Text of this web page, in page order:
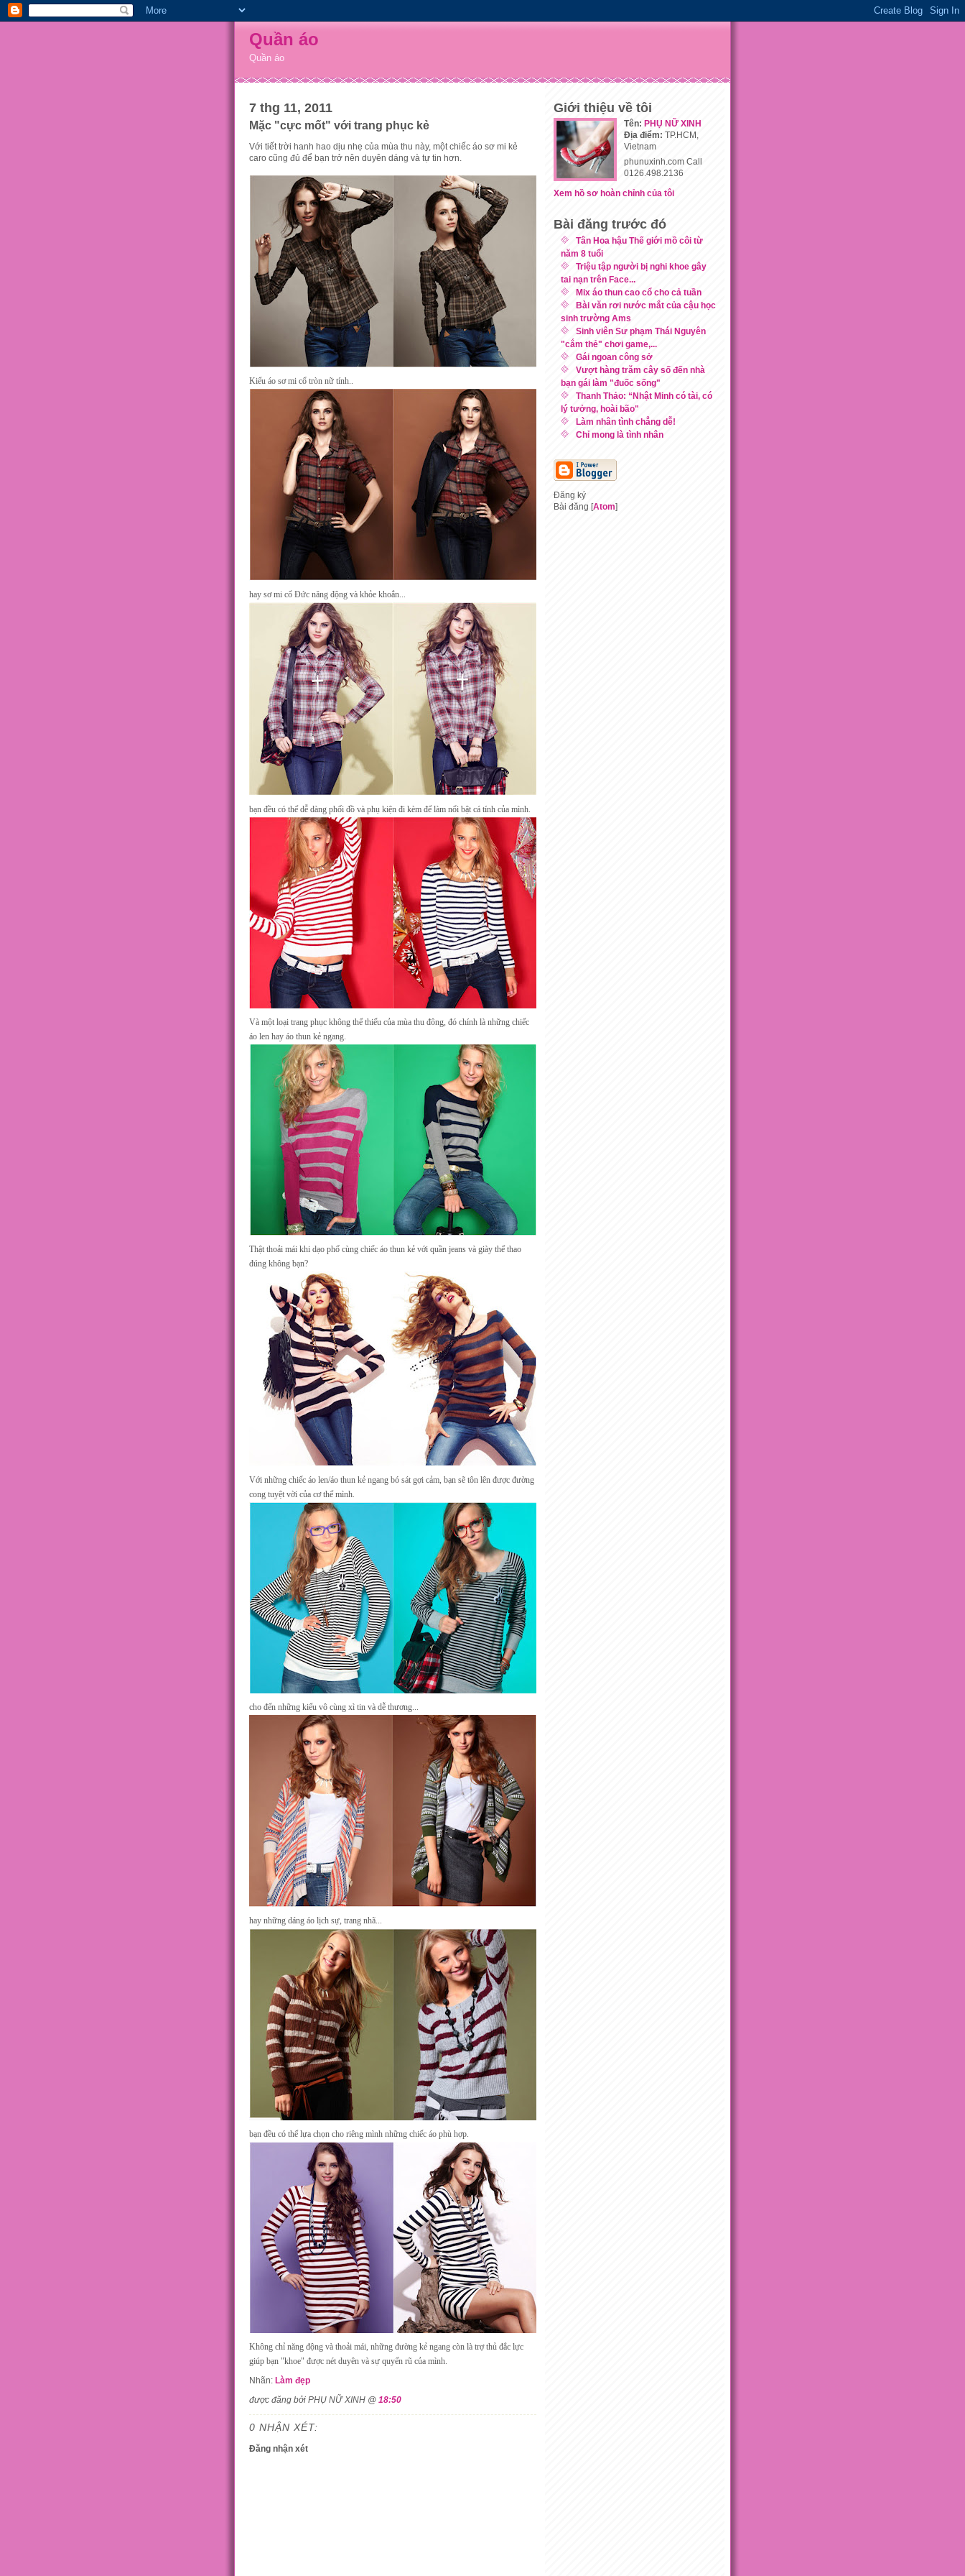
Quần áo
Quần áo
7 thg 11, 2011
Mặc "cực mốt" với trang phục kẻ
Với tiết trời hanh hao dịu nhẹ của mùa thu này, một chiếc áo sơ mi kẻ
caro cũng đủ để bạn trở nên duyên dáng và tự tin hơn.
Kiểu áo sơ mi cổ tròn nữ tính..
hay sơ mi cổ Đức năng động và khỏe khoắn...
bạn đều có thể dễ dàng phối đồ và phụ kiện đi kèm để làm nổi bật cá tính của mình.
Và một loại trang phục không thể thiếu của mùa thu đông, đó chính là những chiếc
áo len hay áo thun kẻ ngang.
Thật thoải mái khi dạo phố cùng chiếc áo thun kẻ với quần jeans và giày thể thao
đúng không bạn?
Với những chiếc áo len/áo thun kẻ ngang bó sát gợi cảm, bạn sẽ tôn lên được đường
cong tuyệt vời của cơ thể mình.
cho đến những kiểu vô cùng xì tin và dễ thương...
hay những dáng áo lịch sự, trang nhã...
bạn đều có thể lựa chọn cho riêng mình những chiếc áo phù hợp.
Không chỉ năng động và thoải mái, những đường kẻ ngang còn là trợ thủ đắc lực
giúp bạn "khoe" được nét duyên và sự quyến rũ của mình.
Nhãn: Làm đẹp
được đăng bởi PHỤ NỮ XINH @ 18:50
0 NHẬN XÉT:
Đăng nhận xét
Giới thiệu về tôi
Tên: PHỤ NỮ XINH
Địa điểm: TP.HCM,
Vietnam
phunuxinh.com Call
0126.498.2136
Xem hồ sơ hoàn chỉnh của tôi
Bài đăng trước đó
Tân Hoa hậu Thế giới mồ côi từ
năm 8 tuổi
Triệu tập người bị nghi khoe gây
tai nạn trên Face...
Mix áo thun cao cổ cho cả tuần
Bài văn rơi nước mắt của cậu học
sinh trường Ams
Sinh viên Sư phạm Thái Nguyên
"cắm thẻ" chơi game,...
Gái ngoan công sở
Vượt hàng trăm cây số đến nhà
bạn gái làm "đuốc sống"
Thanh Thảo: “Nhật Minh có tài, có
lý tưởng, hoài bão"
Làm nhân tình chẳng dễ!
Chỉ mong là tình nhân
Đăng ký
Bài đăng [Atom]